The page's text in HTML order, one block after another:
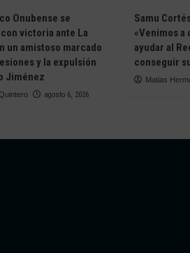
Onubense se
victoria ante La
un amistoso marcado
y la expulsión
Jiménez
agosto 6, 2026
Samu
«Venimos
ayudar al
conseguir
Matias